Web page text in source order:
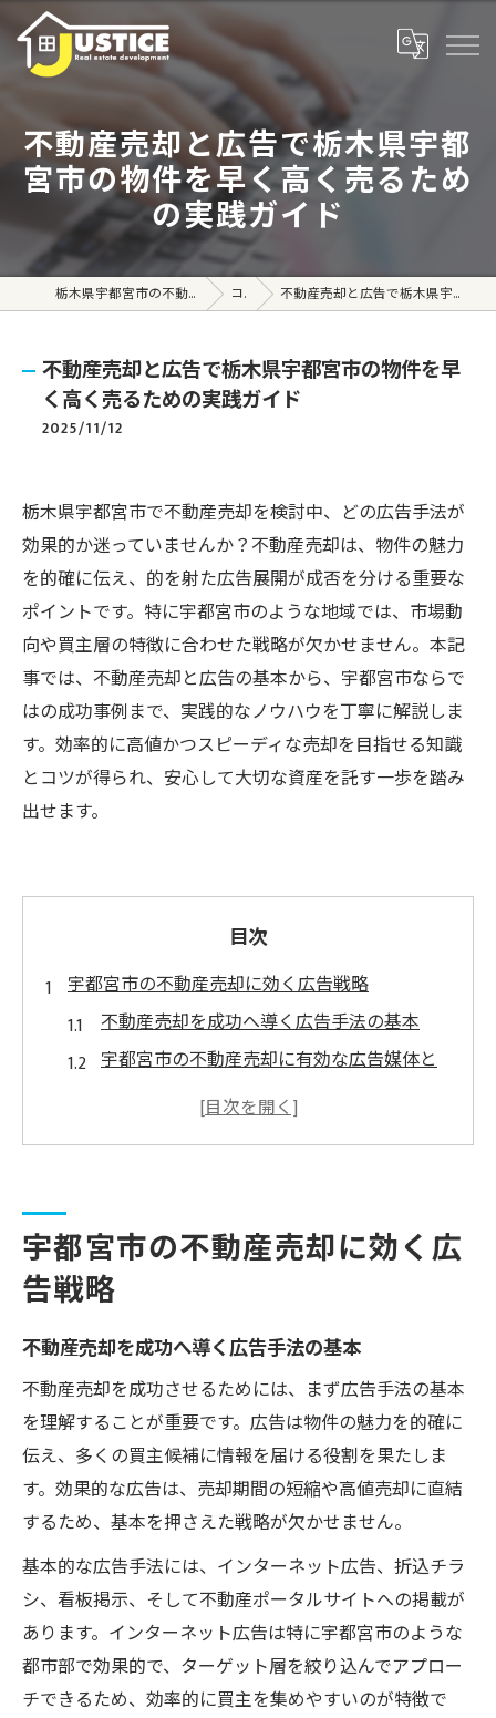
不動産売却と広告で栃木県宇都
宮市の物件を早く高く売るため
の実践ガイド
栃木県宇都宮市の不動産売買なら株式会社ジャスティス コラム 不動産売却と広告で栃木県宇都宮市の物件を早く高く売るための実践ガイド
不動産売却と広告で栃木県宇都宮市の物件を早
く高く売るための実践ガイド
2025/11/12
栃木県宇都宮市で不動産売却を検討中、どの広告手法が
効果的か迷っていませんか？不動産売却は、物件の魅力
を的確に伝え、的を射た広告展開が成否を分ける重要な
ポイントです。特に宇都宮市のような地域では、市場動
向や買主層の特徴に合わせた戦略が欠かせません。本記
事では、不動産売却と広告の基本から、宇都宮市ならで
はの成功事例まで、実践的なノウハウを丁寧に解説しま
す。効率的に高値かつスピーディな売却を目指せる知識
とコツが得られ、安心して大切な資産を託す一歩を踏み
出せます。
目次
宇都宮市の不動産売却に効く広告戦略
不動産売却を成功へ導く広告手法の基本
宇都宮市の不動産売却に有効な広告媒体と
不動産売却で差がつく広告の選び方
広告を活用した不動産売却の秘訣を徹底解説
売却期間を短縮する広告活用のポイント
不動産売却に役立つ広告テクニックとは
広告を使った不動産売却の流れと実例
不動産売却で広告費用を抑えるコツ
不動産売却を目指すなら知っておきたい広告の
工夫
不動産売却で効果を生む広告表現の工夫
ターゲットに訴求する広告内容の作り方
広告で不動産売却の魅力を引き出す方法
広告媒体ごとの不動産売却活用アイデア
宇都宮市の不動産売却に効く広
告戦略
不動産売却を成功へ導く広告手法の基本
不動産売却を成功させるためには、まず広告手法の基本
を理解することが重要です。広告は物件の魅力を的確に
伝え、多くの買主候補に情報を届ける役割を果たしま
す。効果的な広告は、売却期間の短縮や高値売却に直結
するため、基本を押さえた戦略が欠かせません。
基本的な広告手法には、インターネット広告、折込チラ
シ、看板掲示、そして不動産ポータルサイトへの掲載が
あります。インターネット広告は特に宇都宮市のような
都市部で効果的で、ターゲット層を絞り込んでアプロー
チできるため、効率的に買主を集めやすいのが特徴で